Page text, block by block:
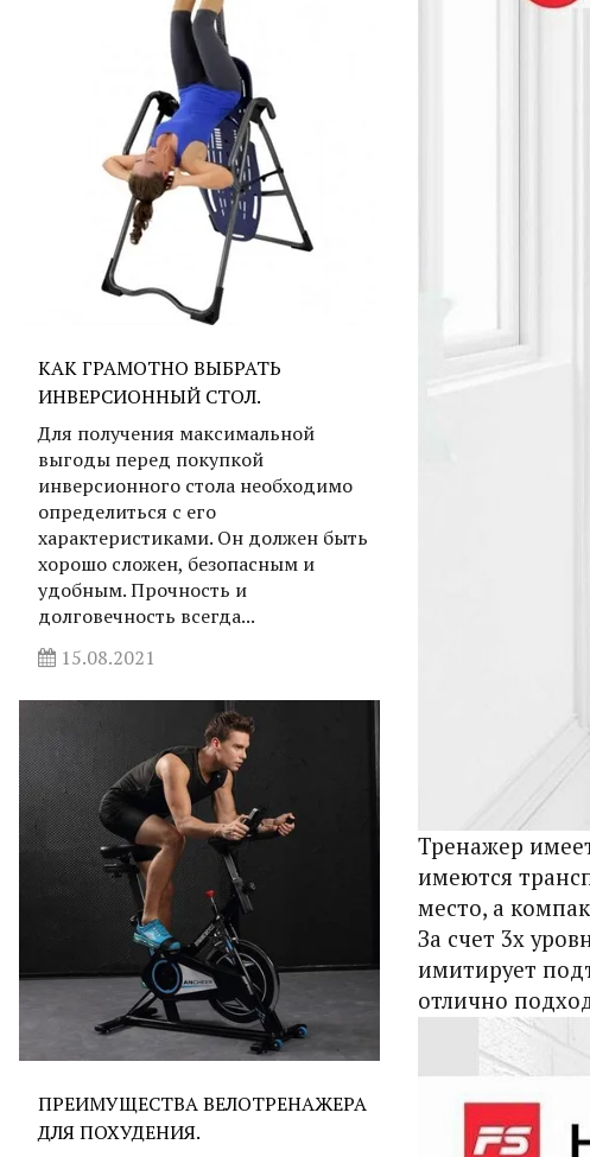
КАК ГРАМОТНО ВЫБРАТЬ
ИНВЕРСИОННЫЙ СТОЛ.
Для получения максимальной
выгоды перед покупкой
инверсионного стола необходимо
определиться с его
характеристиками. Он должен быть
хорошо сложен, безопасным и
удобным. Прочность и
долговечность всегда...
15.08.2021
ПРЕИМУЩЕСТВА ВЕЛОТРЕНАЖЕРА
ДЛЯ ПОХУДЕНИЯ.
Тренажер
имеются
место, а
За счет 3х
имитирует
отлично